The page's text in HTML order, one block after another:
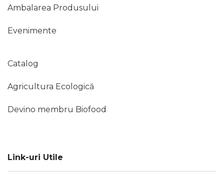
Ambalarea Produsului
Evenimente
Catalog
Agricultura Ecologică
Devino membru Biofood
Link-uri Utile